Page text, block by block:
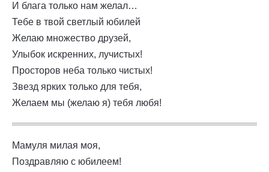
И блага только нам желал…
Тебе в твой светлый юбилей
Желаю множество друзей,
Улыбок искренних, лучистых!
Просторов неба только чистых!
Звезд ярких только для тебя,
Желаем мы (желаю я) тебя любя!
Мамуля милая моя,
Поздравляю с юбилеем!